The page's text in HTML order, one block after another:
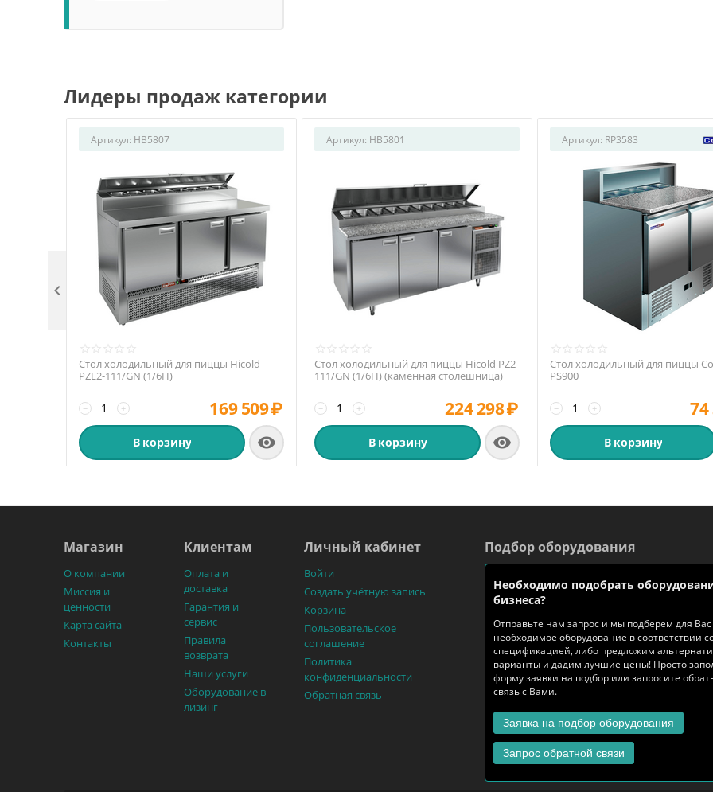
Лидеры продаж категории
Артикул: HB5807
Стол холодильный для пиццы Hicold
PZE2-111/GN (1/6H)
+
− 169 509₽
В корзину 
Артикул: HB5801
Стол холодильный для пиццы Hicold PZ2-
111/GN (1/6H) (каменная столешница)
+
− 224 298₽
В корзину 
Артикул: RP3583
Стол холодильный для пиццы
PS900
+
− 74
В корзину

Магазин
О компании
Миссия и
ценности
Карта сайта
Контакты
Клиентам
Оплата и
доставка
Гарантия и
сервис
Правила
возврата
Наши услуги
Оборудование в
лизинг
Личный кабинет
Войти
Создать учётную запись
Корзина
Пользовательское
соглашение
Политика
конфиденциальности
Обратная связь
Подбор оборудования
Необходимо подобрать
бизнеса?
Отправьте нам запрос и мы подберем для Вас
необходимое оборудование в соответствии
спецификацией, либо предложим
варианты и дадим лучшие цены! Просто
форму заявки на подбор или запросите
связь с Вами.
Заявка на подбор оборудования
Запрос обратной связи